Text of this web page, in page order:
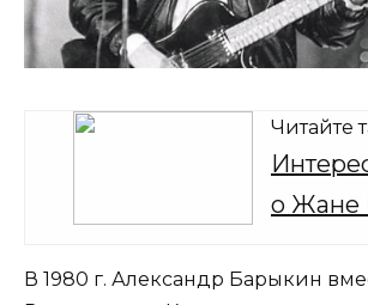
Читайте
о Жане
В 1980 г. Александр Барыкин